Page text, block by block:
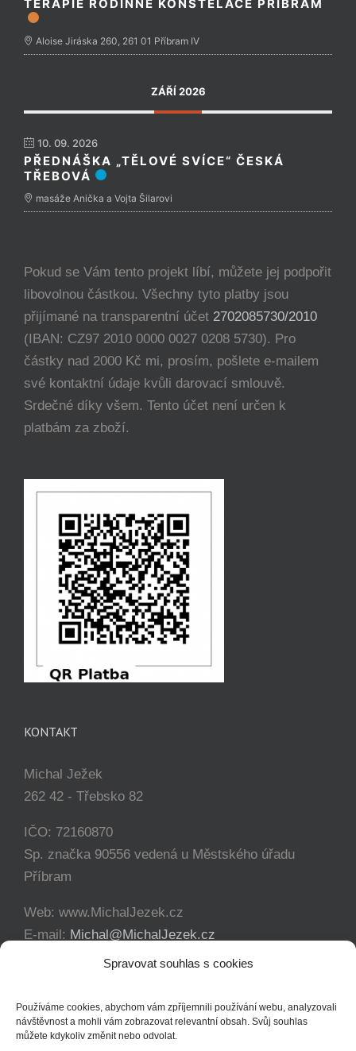
Spravovat souhlas s cookies
Používáme cookies, abychom vám zpříjemnili používání webu, analyzovali
návštěvnost a mohli vám zobrazovat relevantní obsah. Svůj souhlas
můžete kdykoliv změnit nebo odvolat.
TERAPIE RODINNÉ KONSTELACE PŘÍBRAM
Aloise Jiráska 260, 261 01 Příbram IV
ZÁŘÍ 2026
10. 09. 2026
PŘEDNÁŠKA „TĚLOVÉ SVÍCE“ ČESKÁ
TŘEBOVÁ
masáže Anička a Vojta Šilarovi
Pokud se Vám tento projekt líbí, můžete jej podpořit
libovolnou částkou. Všechny tyto platby jsou
přijímané na transparentní účet 2702085730/2010
(IBAN: CZ97 2010 0000 0027 0208 5730). Pro
částky nad 2000 Kč mi, prosím, pošlete e-mailem
své kontaktní údaje kvůli darovací smlouvě.
Srdečné díky všem. Tento účet není určen k
platbám za zboží.
KONTAKT
Michal Ježek
262 42 - Třebsko 82
IČO: 72160870
Sp. značka 90556 vedená u Městského úřadu
Příbram
Web: www.MichalJezek.cz
E-mail: Michal@MichalJezek.cz
+420 777 346 649